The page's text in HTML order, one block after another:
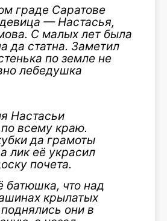
граде Саратове
— Настасья,
С малых лет была
да статна. Заметил
по земле не
лебедушка
Настасьи
всему краю.
да грамоты
лик её украсил
почета.
батюшка, что над
крылатых
они в